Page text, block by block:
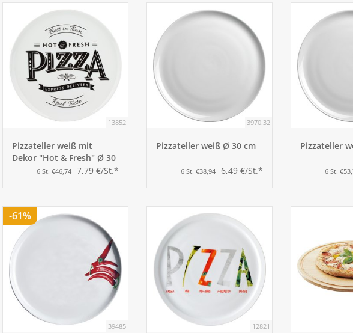
13852
Pizzateller weiß mit
Dekor "Hot & Fresh" Ø 30
6 St. €46,74 7,79 €/St.*
3970.32
Pizzateller weiß Ø 30 cm
6 St. €38,94 6,49 €/St.*
Pizzateller
6 St.
-61%
39485 12821